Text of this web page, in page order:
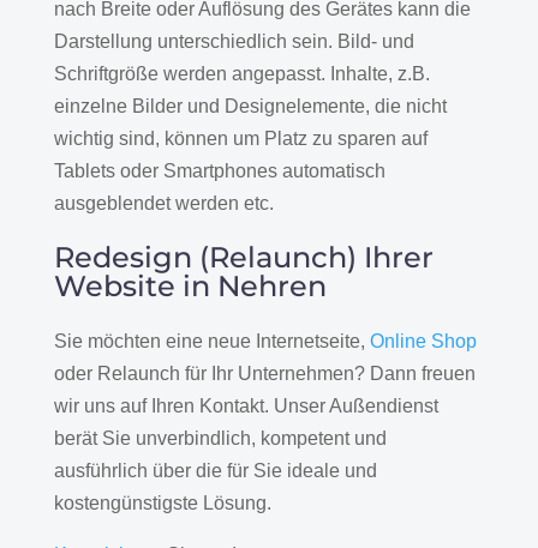
nach Breite oder Auflösung des Gerätes kann die
Darstellung unterschiedlich sein. Bild- und
Schriftgröße werden angepasst. Inhalte, z.B.
einzelne Bilder und Designelemente, die nicht
wichtig sind, können um Platz zu sparen auf
Tablets oder Smartphones automatisch
ausgeblendet werden etc.
Redesign (Relaunch) Ihrer
Website in Nehren
Sie möchten eine neue Internetseite, Online Shop
oder Relaunch für Ihr Unternehmen? Dann freuen
wir uns auf Ihren Kontakt. Unser Außendienst
berät Sie unverbindlich, kompetent und
ausführlich über die für Sie ideale und
kostengünstigste Lösung.